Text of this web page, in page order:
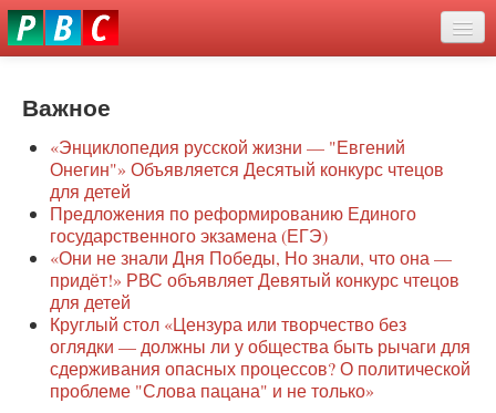
Перейти
к
О нас
Защита семей
Образование
Наше сопротивление
Регионы
Видео
Важное
«Энциклопедия русской жизни — "Евгений
Онегин"» Объявляется Десятый конкурс чтецов
для детей
Предложения по реформированию Единого
государственного экзамена (ЕГЭ)
«Они не знали Дня Победы, Но знали, что она —
придёт!» РВС объявляет Девятый конкурс чтецов
для детей
Круглый стол «Цензура или творчество без
оглядки — должны ли у общества быть рычаги для
сдерживания опасных процессов? О политической
проблеме "Слова пацана" и не только»